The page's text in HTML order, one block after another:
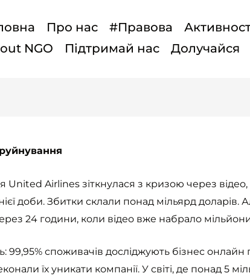
Про нас #Правова
NGO
Підтримай нас Долучайся
United Airlines зіткнулася з кризою через
доби. Збитки склали понад мільярд
24 години, коли відео вже набрало
99,95% споживачів досліджують бізнес
їх уникати компанії. У світі, де понад 5